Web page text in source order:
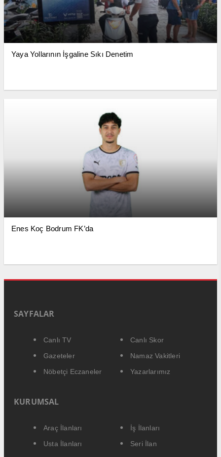
Yaya Yollarının İşgaline Sıkı Denetim
Enes Koç Bodrum FK’da
SAYFALAR
Canlı TV
Canlı Skor
Gazeteler
Namaz Vakitleri
Nöbetçi Eczaneler
Yazarlarımız
KURUMSAL
Araç İlanları
İş İlanları
Usta İlanları
Seri İlan